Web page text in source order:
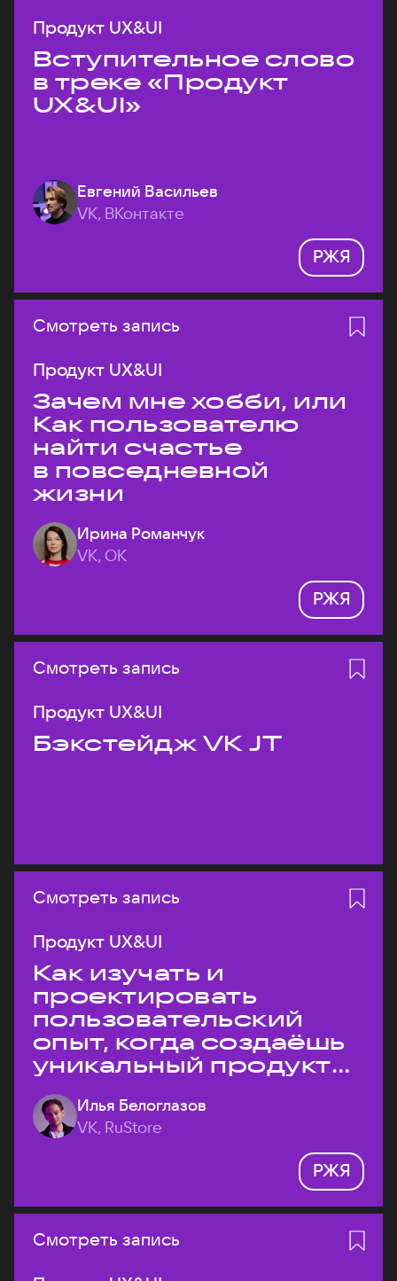
Продукт UX&UI
Вступительное слово
в треке «Продукт
UX&UI»
Евгений Васильев
VK, ВКонтакте
РЖЯ
Смотреть запись
Продукт UX&UI
Зачем мне хобби, или
Как пользователю
найти счастье
в повседневной
жизни
Ирина Романчук
VK, ОК
РЖЯ
Смотреть запись
Продукт UX&UI
Бэкстейдж VK JT
Смотреть запись
Продукт UX&UI
Как изучать и
проектировать
пользовательский
опыт, когда создаёшь
уникальный продукт
на рынке?
Илья Белоглазов
VK, RuStore
РЖЯ
Смотреть запись